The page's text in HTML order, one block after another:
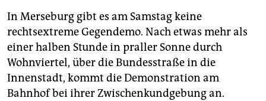
In Merseburg gibt es am Samstag keine
rechtsextreme Gegendemo. Nach etwas mehr als
einer halben Stunde in praller Sonne durch
Wohnviertel, über die Bundesstraße in die
Innenstadt, kommt die Demonstration am
Bahnhof bei ihrer Zwischenkundgebung an.